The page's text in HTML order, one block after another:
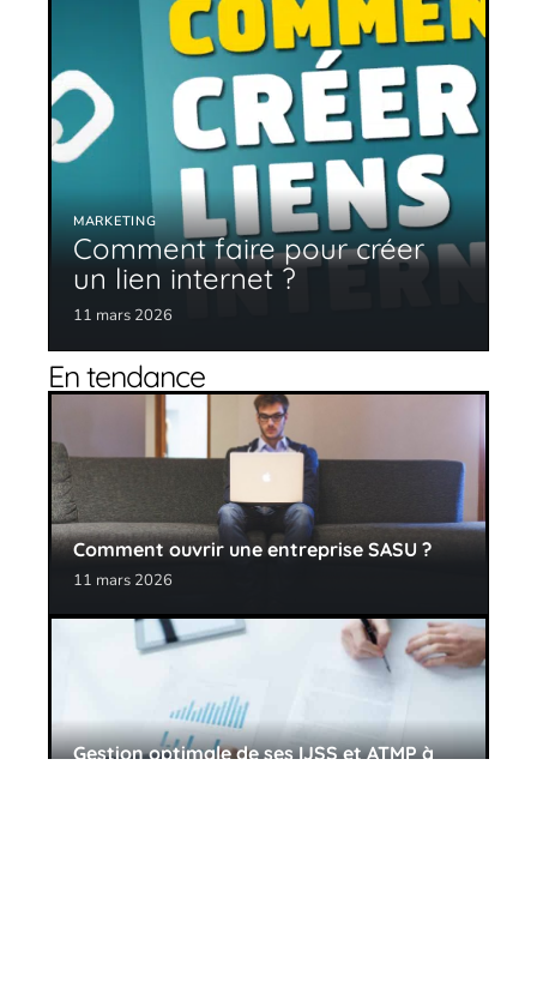
MARKETING
Comment faire pour créer
un lien internet ?
11 mars 2026
En tendance
Comment ouvrir une entreprise SASU ?
11 mars 2026
Gestion optimale de ses IJSS et ATMP à